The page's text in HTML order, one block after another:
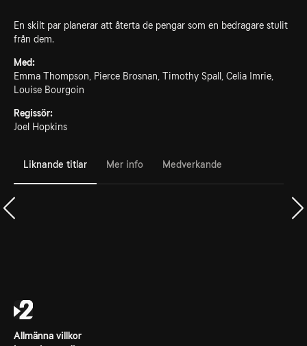
En skilt par planerar att återta de pengar som en bedragare stulit
från dem.
Med:
Emma Thompson, Pierce Brosnan, Timothy Spall, Celia Imrie,
Louise Bourgoin
Regissör:
Joel Hopkins
Liknande titlar Mer info Medverkande
Allmänna villkor